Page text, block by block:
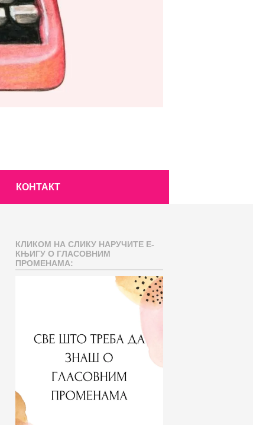
КОНТАКТ
КЛИКОМ НА СЛИКУ НАРУЧИТЕ Е-
КЊИГУ О ГЛАСОВНИМ
ПРОМЕНАМА: